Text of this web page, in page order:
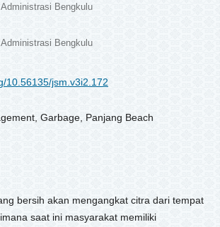
Bengkulu
Bengkulu
10.56135/jsm.v3i2.172
Garbage, Panjang Beach
bersih akan mengangkat citra dari tempat
saat ini masyarakat memiliki